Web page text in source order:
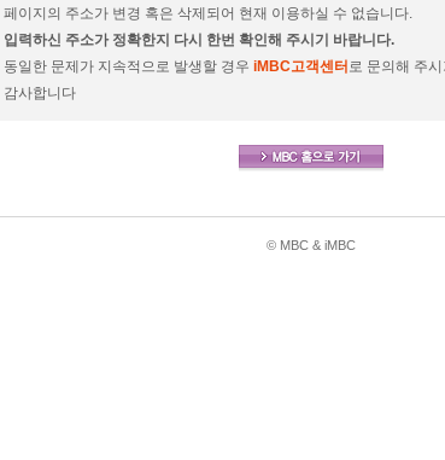
페이지의 주소가 변경 혹은 삭제되어 현재 이용하실 수 없습니다.
입력하신 주소가 정확한지 다시 한번 확인해 주시기 바랍니다.
동일한 문제가 지속적으로 발생할 경우 iMBC고객센터 로 문의해 주
감사합니다
© MBC & iMBC